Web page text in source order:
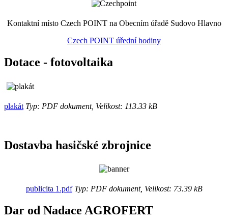
Kontaktní místo Czech POINT na Obecním úřadě Sudovo Hlavno
Czech POINT úřední hodiny
Dotace - fotovoltaika
plakát Typ: PDF dokument, Velikost: 113.33 kB
Dostavba hasičské zbrojnice
publicita 1.pdfTyp: PDF dokument, Velikost: 73.39 kB
Dar od Nadace AGROFERT